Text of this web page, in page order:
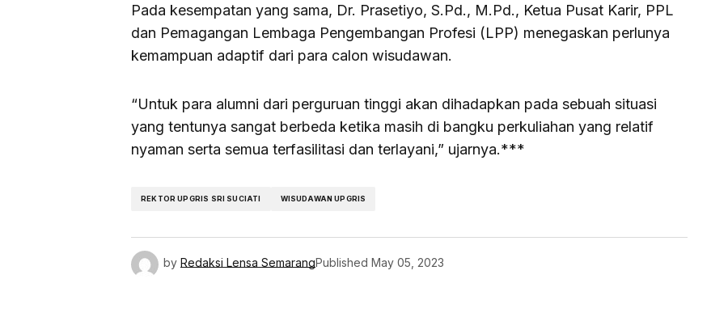
Pada kesempatan yang sama, Dr. Prasetiyo, S.Pd., M.Pd., Ketua Pusat Karir, PPL
dan Pemagangan Lembaga Pengembangan Profesi (LPP) menegaskan perlunya
kemampuan adaptif dari para calon wisudawan.
“Untuk para alumni dari perguruan tinggi akan dihadapkan pada sebuah situasi
yang tentunya sangat berbeda ketika masih di bangku perkuliahan yang relatif
nyaman serta semua terfasilitasi dan terlayani,” ujarnya.***
REKTOR UPGRIS SRI SUCIATI WISUDAWAN UPGRIS
by Redaksi Lensa SemarangPublished May 05, 2023